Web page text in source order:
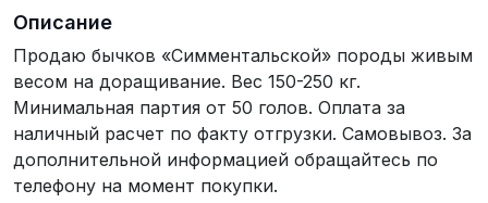
Описание
Продаю бычков «Симментальской» породы живым
весом на доращивание. Вес 150-250 кг.
Минимальная партия от 50 голов. Оплата за
наличный расчет по факту отгрузки. Самовывоз. За
дополнительной информацией обращайтесь по
телефону на момент покупки.